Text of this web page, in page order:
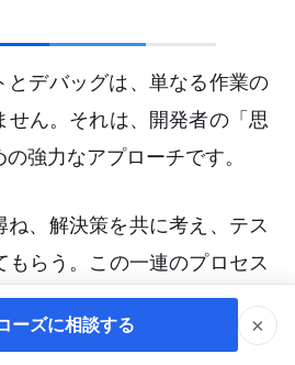
とデバッグは、単なる作業の
せん。それは、開発者の「思
強力なアプローチです。
、解決策を共に考え、テス
もらう。この一連のプロセス
先輩エンジニアとペアプロ
るかのような、豊かな学習体
ーズに相談する ×